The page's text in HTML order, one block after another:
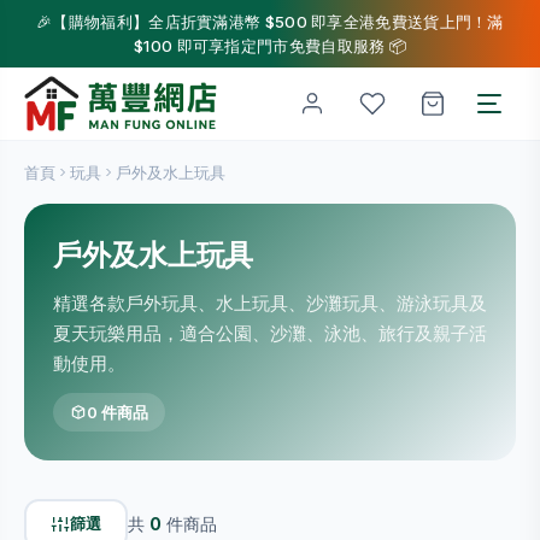
🎉【購物福利】全店折實滿港幣 $500 即享全港免費送貨上門！滿
$100 即可享指定門市免費自取服務 📦
首頁 玩具 戶外及水上玩具
戶外及水上玩具
精選各款戶外玩具、水上玩具、沙灘玩具、游泳玩具及
夏天玩樂用品，適合公園、沙灘、泳池、旅行及親子活
動使用。
0 件商品
篩選 共 0 件商品